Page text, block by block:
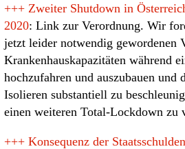
+++ Zweiter Shutdown in
2020: Link zur Verordnung. Wir
jetzt leider notwendig gewordenen
Krankenhauskapazitäten während
hochzufahren und auszubauen und
Isolieren substantiell zu
einen weiteren Total-Lockdown zu
+++ Konsequenz der